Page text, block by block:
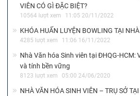
VIÊN CÓ GÌ ĐẶC BIỆT?
10564 lượt xem 11:05 20/11/2022
KHÓA HUẤN LUYỆN BOWLING TẠI
4285 lượt xem 11:06 16/11/2022
Nhà Văn hóa Sinh viên tại ĐHQG-HCM:
và tính bền vững
8123 lượt xem 05:00 24/06/2020
NHÀ VĂN HÓA SINH VIÊN – TRỤ SỞ